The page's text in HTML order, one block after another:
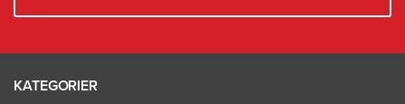
KATEGORIER